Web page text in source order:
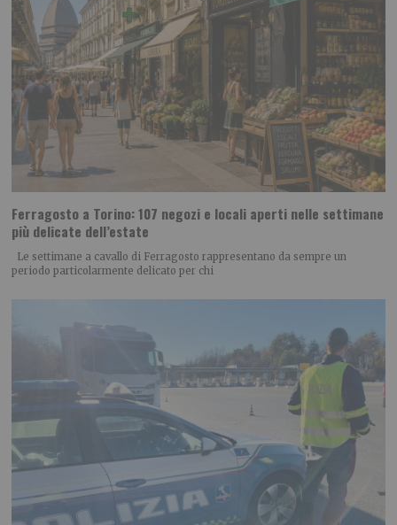
Ferragosto a Torino: 107 negozi e locali aperti nelle settimane
più delicate dell’estate
Le settimane a cavallo di Ferragosto rappresentano da sempre un
periodo particolarmente delicato per chi